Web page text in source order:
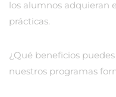
los alumnos adquieran
prácticas.
¿Qué beneficios
nuestros programas